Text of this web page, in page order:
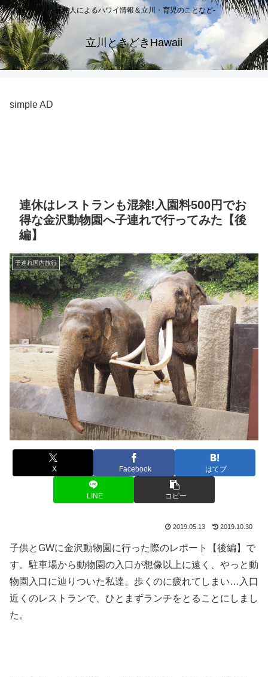
-元住人によるハワイ情報＆立川・育児のことなど-
立川ときどきHawaii
simple AD
連休はレストランも混雑!入園料500円でお
得な金沢動物園へ子連れで行ってみた【後
編】
子連れ国内旅行
X Facebook はてブ
LINE コピー
2019.05.13 2019.10.30
子供とGWに金沢動物園に行った際のレポート【後編】で
す。駐車場から動物園の入口が想像以上に遠く、やっと動
物園入口に辿りついた私達。歩くのに疲れてしまい…入口
近くのレストランで、ひとまずランチをとることにしまし
た。